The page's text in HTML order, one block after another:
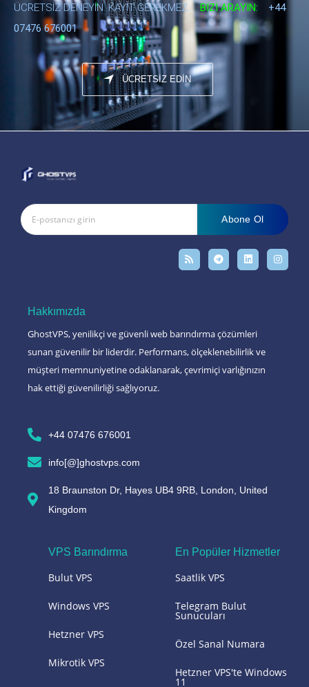
ÜCRETSIZ DENEYIN. KAYIT GEREKMEZ. BIZI ARAYIN:
+44
07476 676001
ÜCRETSİZ EDİN
Abone Ol
Hakkımızda
GhostVPS, yenilikçi ve güvenli web barındırma çözümleri
sunan güvenilir bir liderdir. Performans, ölçeklenebilirlik ve
müşteri memnuniyetine odaklanarak, çevrimiçi varlığınızın
hak ettiği güvenilirliği sağlıyoruz.
+44 07476 676001
info[@]ghostvps.com
18 Braunston Dr, Hayes UB4 9RB, London, United
Kingdom
VPS Barındırma
Bulut VPS
Windows VPS
Hetzner VPS
Mikrotik VPS
En Popüler Hizmetler
Saatlik VPS
Telegram Bulut
Sunucuları
Özel Sanal Numara
Hetzner VPS'te Windows
11